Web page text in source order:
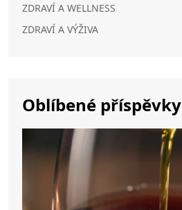
ZDRAVÍ A WELLNESS
ZDRAVÍ A VÝŽIVA
Oblíbené příspěvky